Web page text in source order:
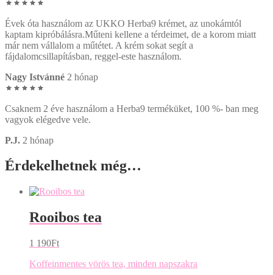
Évek óta használom az UKKO Herba9 krémet, az unokámtól
kaptam kipróbálásra.Műteni kellene a térdeimet, de a korom miatt
már nem vállalom a műtétet. A krém sokat segít a
fájdalomcsillapításban, reggel-este használom.
Nagy Istvánné 2 hónap
Csaknem 2 éve használom a Herba9 terméküket, 100 %- ban meg
vagyok elégedve vele.
P.J. 2 hónap
Érdekelhetnek még…
Rooibos tea
1 190Ft
Koffeinmentes vörös tea, minden napszakra